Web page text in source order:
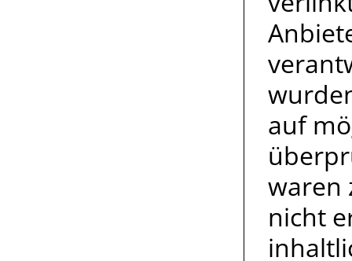
auf
waren
nicht